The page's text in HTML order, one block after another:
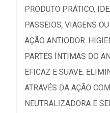
PRODUTO PRÁTICO,
PASSEIOS, VIAGENS
AÇÃO ANTIODOR.
PARTES ÍNTIMAS DO
EFICAZ E SUAVE.
ATRAVÉS DA AÇÃO
NEUTRALIZADORA E